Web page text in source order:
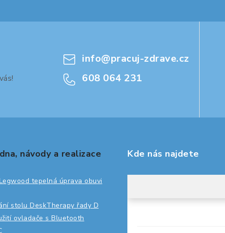
info@pracuj-zdrave.cz
608 064 231
návody a realizace
tepelná úprava obuvi
stolu DeskTherapy řady D
ovladače s Bluetooth
Kde nás najdete